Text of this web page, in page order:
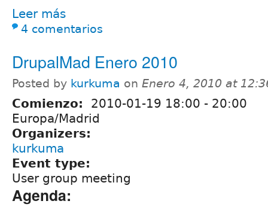
Leer más
4 comentarios
DrupalMad Enero 2010
Posted by kurkuma on Enero 4, 2010 at
Comienzo: 2010-01-19 18:00 - 20:00
Europa/Madrid
Organizers:
kurkuma
Event type:
User group meeting
Agenda: